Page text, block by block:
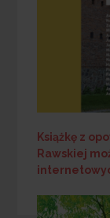
Książkę z
Rawskiej